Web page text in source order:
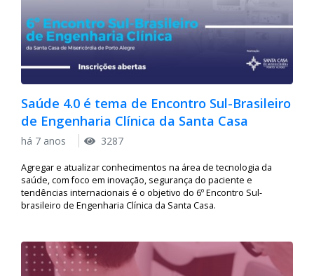
Saúde 4.0 é tema de Encontro Sul-Brasileiro
de Engenharia Clínica da Santa Casa
há 7 anos 3287
Agregar e atualizar conhecimentos na área de tecnologia da
saúde, com foco em inovação, segurança do paciente e
tendências internacionais é o objetivo do 6º Encontro Sul-
brasileiro de Engenharia Clínica da Santa Casa.